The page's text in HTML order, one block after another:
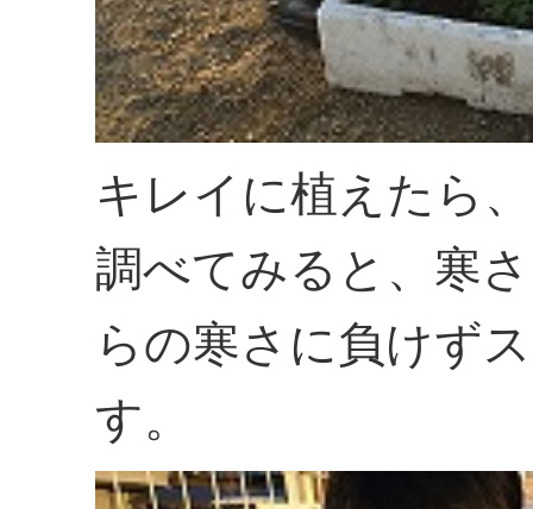
キレイに植えたら
調べてみると、寒
らの寒さに負けず
す。